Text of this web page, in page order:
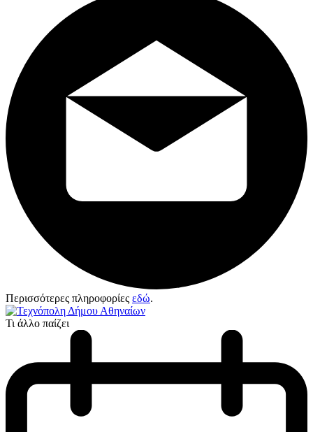
Περισσότερες πληροφορίες εδώ.
Τι άλλο παίζει